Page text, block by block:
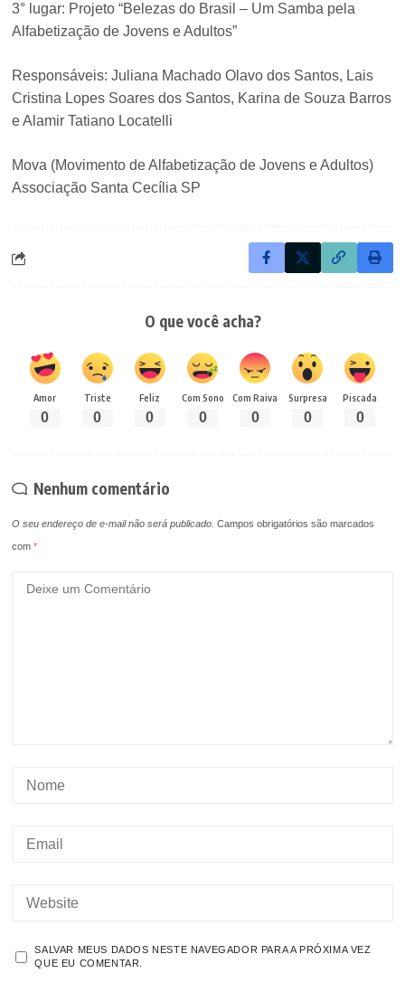
3° lugar: Projeto “Belezas do Brasil – Um Samba pela
Alfabetização de Jovens e Adultos”
Responsáveis: Juliana Machado Olavo dos Santos, Lais
Cristina Lopes Soares dos Santos, Karina de Souza Barros
e Alamir Tatiano Locatelli
Mova (Movimento de Alfabetização de Jovens e Adultos)
Associação Santa Cecília SP
O que você acha?
Amor
0
Triste
0
Feliz
0
Com Sono
0
Com Raiva
0
Surpresa
0
Piscada
0
Nenhum comentário
O seu endereço de e-mail não será publicado. Campos obrigatórios são marcados
com*
SALVAR MEUS DADOS NESTE NAVEGADOR PARA A PRÓXIMA VEZ
QUE EU COMENTAR.